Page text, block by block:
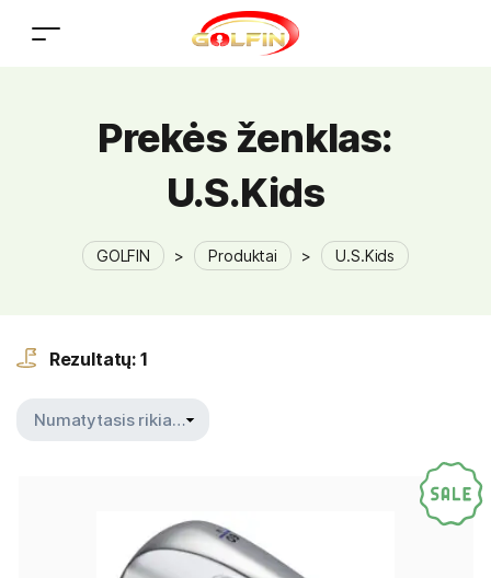
Prekės ženklas:
U.S.Kids
GOLFIN > Produktai > U.S.Kids
Rezultatų: 1